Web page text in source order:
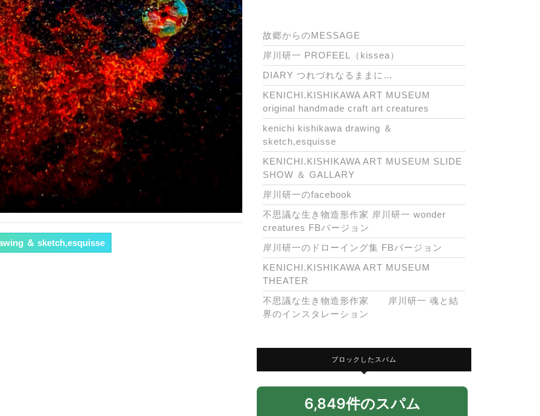
＆ sketch,esquisse
故郷からのMESSAGE
岸川研一 PROFEEL（kissea）
DIARY つれづれなるままに…
KENICHI.KISHIKAWA ART MUSEUM
original handmade craft art creatures
kenichi kishikawa drawing ＆
sketch,esquisse
KENICHI.KISHIKAWA ART MUSEUM SLIDE
SHOW ＆ GALLARY
岸川研一のfacebook
不思議な生き物造形作家 岸川研一 wonder
creatures FBバージョン
岸川研一のドローイング集 FBバージョン
KENICHI.KISHIKAWA ART MUSEUM
THEATER
不思議な生き物造形作家 岸川研一 魂と結
界のインスタレーション
ブロックしたスパム
6,849件のスパム